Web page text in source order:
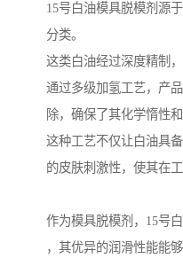
15号白油模具脱模剂源
分类。
这类白油经过深度精制
通过多级加氢工艺，产
除，确保了其化学惰性和
这种工艺不仅让白油具
的皮肤刺激性，使其在
作为模具脱模剂，15号
，其优异的润滑性能能